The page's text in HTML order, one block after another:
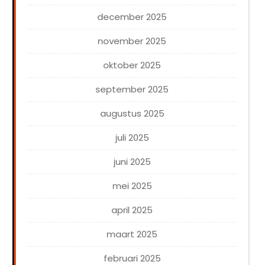
december 2025
november 2025
oktober 2025
september 2025
augustus 2025
juli 2025
juni 2025
mei 2025
april 2025
maart 2025
februari 2025